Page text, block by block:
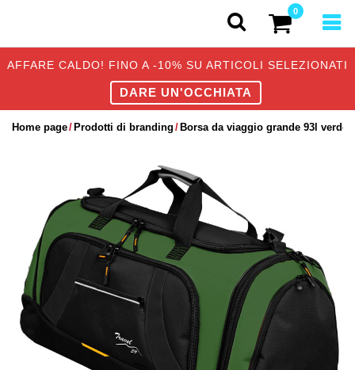
AFFARE CALDO! FINO A -10% SU ARTICOLI SELEZIONATI
DARE UN'OCCHIATA
0
Home page Prodotti di branding Borsa da viaggio grande 93l verde